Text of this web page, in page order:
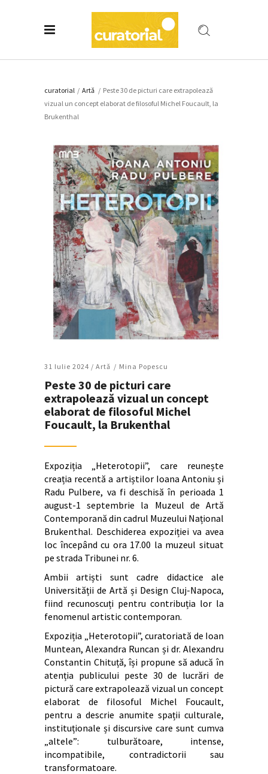
curatorial / Artǎ / Peste 30 de picturi care extrapolează
vizual un concept elaborat de filosoful Michel Foucault, la
Brukenthal
31 Iulie 2024 / Artǎ Mina Popescu
Peste 30 de picturi care
extrapolează vizual un concept
elaborat de filosoful Michel
Foucault, la Brukenthal
Expoziția „Heterotopii”, care reunește
creația recentă a artiștilor Ioana Antoniu și
Radu Pulbere, va fi deschisă în perioada 1
august-1 septembrie la Muzeul de Artă
Contemporană din cadrul Muzeului Național
Brukenthal. Deschiderea expoziției va avea
loc începând cu ora 17.00 la muzeul situat
pe strada Tribunei nr. 6.
Ambii artiști sunt cadre didactice ale
Universității de Artă și Design Cluj-Napoca,
fiind recunoscuți pentru contribuția lor la
fenomenul artistic contemporan.
Expoziția „Heterotopii”, curatoriată de Ioan
Muntean, Alexandra Runcan și dr. Alexandru
Constantin Chituță, își propune să aducă în
atenția publicului peste 30 de lucrări de
pictură care extrapolează vizual un concept
elaborat de filosoful Michel Foucault,
pentru a descrie anumite spații culturale,
instituționale și discursive care sunt cumva
„altele”: tulburătoare, intense,
incompatibile, contradictorii sau
transformatoare.